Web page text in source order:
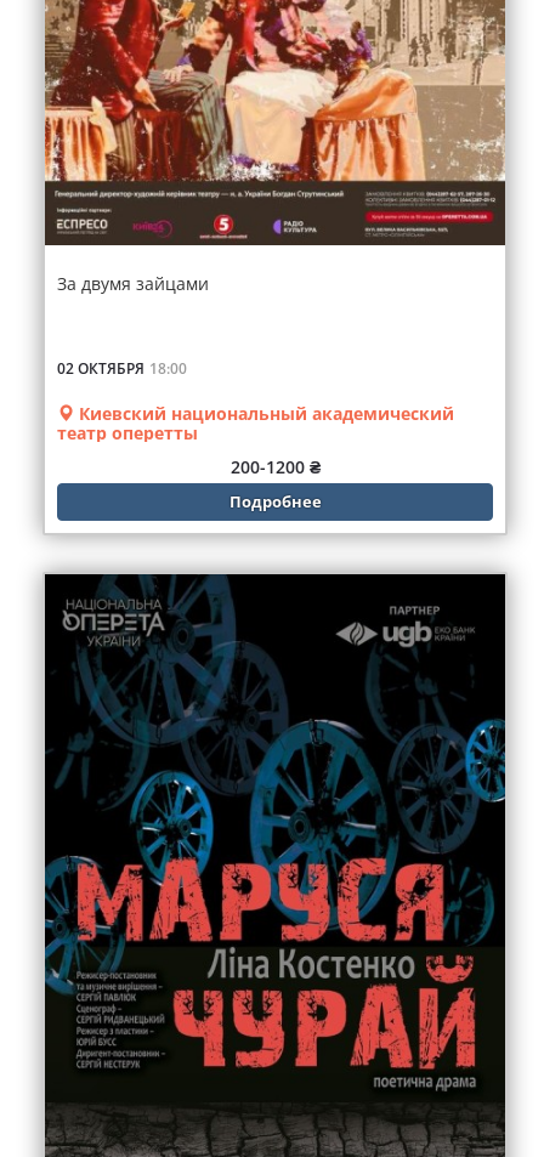
За двумя зайцами
02 ОКТЯБРЯ 18:00
Киевский национальный академический
театр оперетты
200-1200 ₴
Подробнее